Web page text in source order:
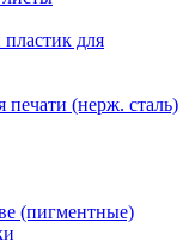
для
(нерж. сталь)
(пигментные)